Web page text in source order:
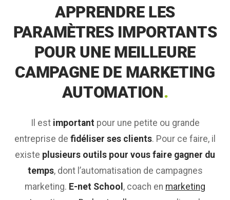
APPRENDRE LES
PARAMÈTRES IMPORTANTS
POUR UNE MEILLEURE
CAMPAGNE DE MARKETING
AUTOMATION.
Il est important pour une petite ou grande
entreprise de fidéliser ses clients. Pour ce faire, il
existe plusieurs outils pour vous faire gagner du
temps, dont l’automatisation de campagnes
marketing. E-net School , coach en marketing